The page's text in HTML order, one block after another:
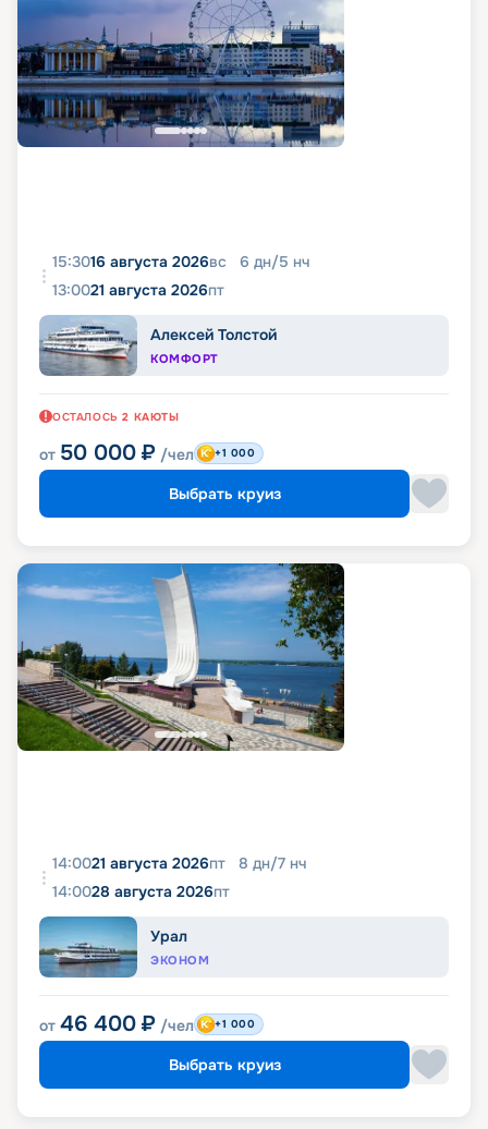
15:3016 августа 2026вс 6 дн/5 нч
13:0021 августа 2026пт
Алексей Толстой
КОМФОРТ
ОСТАЛОСЬ 2 КАЮТЫ
от 50 000 ₽ /чел +1 000
Выбрать круиз
14:0021 августа 2026пт 8 дн/7 нч
14:0028 августа 2026пт
Урал
ЭКОНОМ
от 46 400 ₽ /чел +1 000
Выбрать круиз